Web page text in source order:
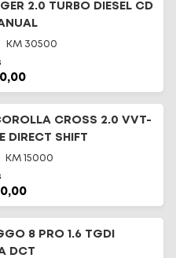
2.0 TURBO DIESEL CD
KM 30500
CROSS 2.0 VVT-
DIRECT SHIFT
KM 15000
8 PRO 1.6 TGDI
DCT